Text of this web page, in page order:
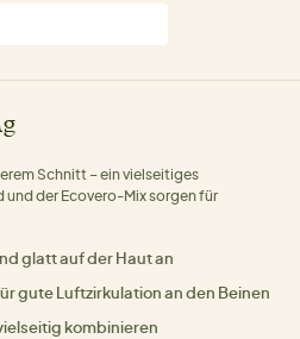
Schnitt – ein vielseitiges
und der Ecovero-Mix sorgen für
glatt auf der Haut an
gute Luftzirkulation an den Beinen
kombinieren